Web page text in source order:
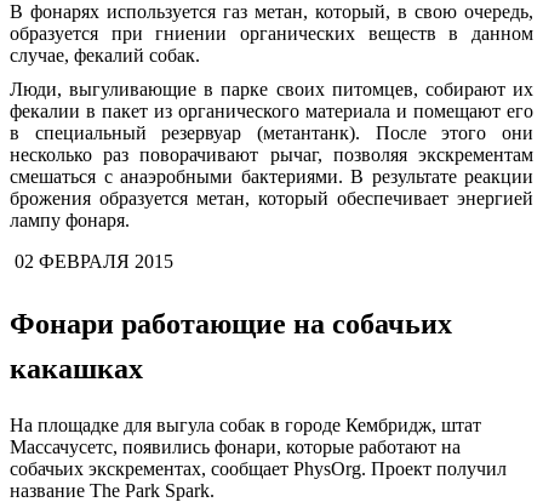
В фонарях используется газ метан, который, в свою очередь,
образуется при гниении органических веществ в данном
случае, фекалий собак.
Люди, выгуливающие в парке своих питомцев, собирают их
фекалии в пакет из органического материала и помещают его
в специальный резервуар (метантанк). После этого они
несколько раз поворачивают рычаг, позволяя экскрементам
смешаться с анаэробными бактериями. В результате реакции
брожения образуется метан, который обеспечивает энергией
лампу фонаря.
02 ФЕВРАЛЯ 2015
Фонари работающие на собачьих
какашках
На площадке для выгула собак в городе Кембридж, штат
Массачусетс, появились фонари, которые работают на
собачьих экскрементах, сообщает PhysOrg. Проект получил
название The Park Spark.